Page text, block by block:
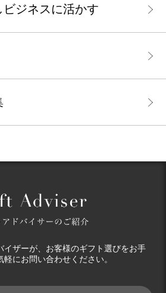
ジネスに活かす
イザーが、お客様のギフト選びをお手
にお問い合わせください。